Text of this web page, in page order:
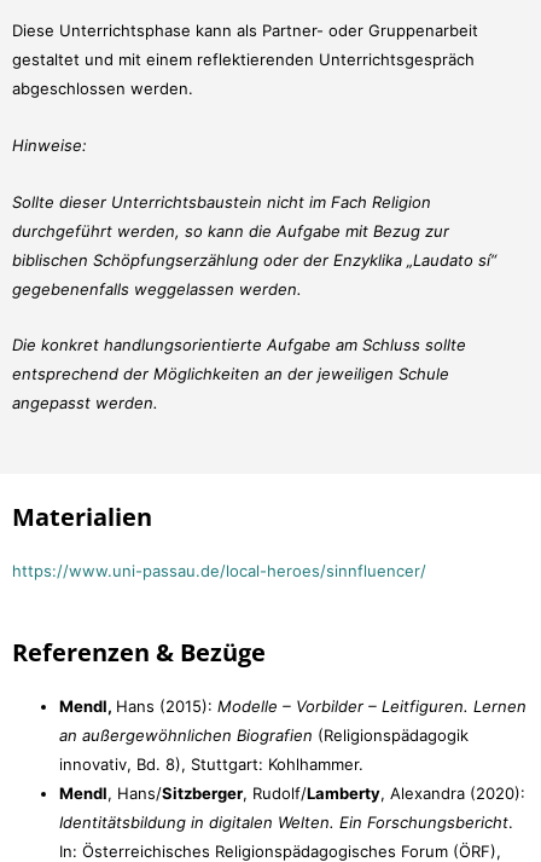
Diese Unterrichtsphase kann als Partner- oder Gruppenarbeit
gestaltet und mit einem reflektierenden Unterrichtsgespräch
abgeschlossen werden.
Hinweise:
Sollte dieser Unterrichtsbaustein nicht im Fach Religion
durchgeführt werden, so kann die Aufgabe mit Bezug zur
biblischen Schöpfungserzählung oder der Enzyklika „Laudato sí“
gegebenenfalls weggelassen werden.
Die konkret handlungsorientierte Aufgabe am Schluss sollte
entsprechend der Möglichkeiten an der jeweiligen Schule
angepasst werden.
Materialien
https://www.uni-passau.de/local-heroes/sinnfluencer/
Referenzen & Bezüge
Mendl, Hans (2015): Modelle – Vorbilder – Leitfiguren. Lernen
an außergewöhnlichen Biografien (Religionspädagogik
innovativ, Bd. 8), Stuttgart: Kohlhammer.
Mendl, Hans/Sitzberger, Rudolf/Lamberty, Alexandra (2020):
Identitätsbildung in digitalen Welten. Ein Forschungsbericht.
In: Österreichisches Religionspädagogisches Forum (ÖRF),